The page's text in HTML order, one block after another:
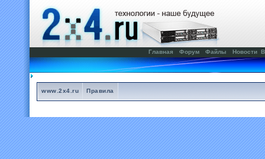
Главная Форум Файлы Новости
www.2x4.ru Правила